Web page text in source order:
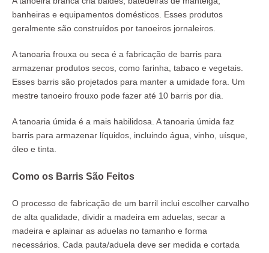
banheiras e equipamentos domésticos. Esses produtos
geralmente são construídos por tanoeiros jornaleiros.
A tanoaria frouxa ou seca é a fabricação de barris para
armazenar produtos secos, como farinha, tabaco e vegetais.
Esses barris são projetados para manter a umidade fora. Um
mestre tanoeiro frouxo pode fazer até 10 barris por dia.
A tanoaria úmida é a mais habilidosa. A tanoaria úmida faz
barris para armazenar líquidos, incluindo água, vinho, uísque,
óleo e tinta.
Como os Barris São Feitos
O processo de fabricação de um barril inclui escolher carvalho
de alta qualidade, dividir a madeira em aduelas, secar a
madeira e aplainar as aduelas no tamanho e forma
necessários. Cada pauta/aduela deve ser medida e cortada